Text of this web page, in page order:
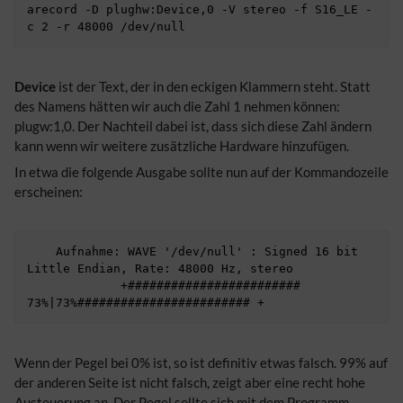
arecord -D plughw:Device,0 -V stereo -f S16_LE -
Device ist der Text, der in den eckigen Klammern steht. Statt
des Namens hätten wir auch die Zahl 1 nehmen können:
plugw:1,0. Der Nachteil dabei ist, dass sich diese Zahl ändern
kann wenn wir weitere zusätzliche Hardware hinzufügen.
In etwa die folgende Ausgabe sollte nun auf der Kommandozeile
erscheinen:
Little Endian, Rate: 48000 Hz, stereo
Wenn der Pegel bei 0% ist, so ist definitiv etwas falsch. 99% auf
der anderen Seite ist nicht falsch, zeigt aber eine recht hohe